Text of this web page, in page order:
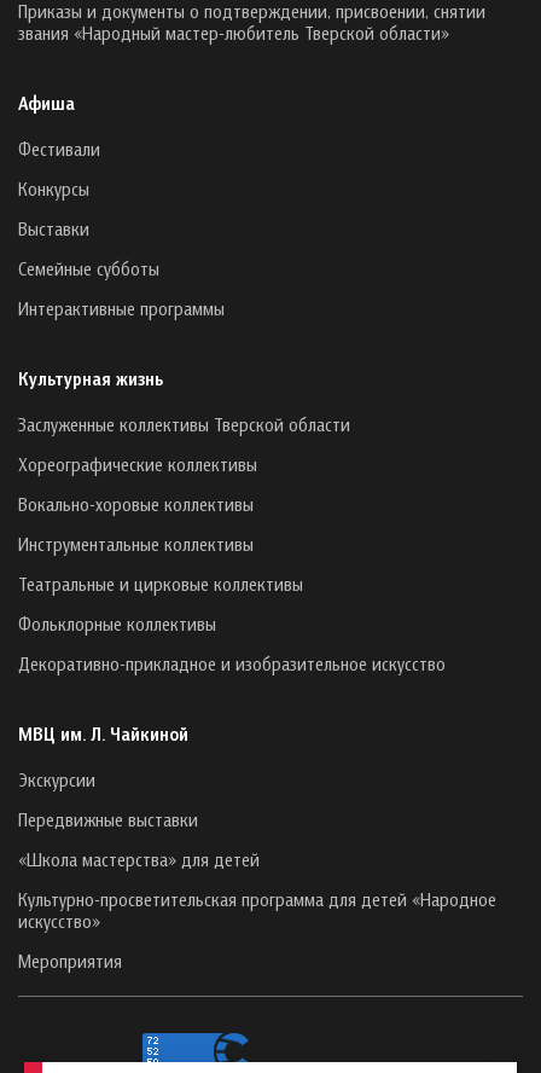
Приказы и документы о подтверждении, присвоении, снятии
звания «Народный мастер-любитель Тверской области»
Афиша
Фестивали
Конкурсы
Выставки
Семейные субботы
Интерактивные программы
Культурная жизнь
Заслуженные коллективы Тверской области
Хореографические коллективы
Вокально-хоровые коллективы
Инструментальные коллективы
Театральные и цирковые коллективы
Фольклорные коллективы
Декоративно-прикладное и изобразительное искусство
МВЦ им. Л. Чайкиной
Экскурсии
Передвижные выставки
«Школа мастерства» для детей
Культурно-просветительская программа для детей «Народное
искусство»
Мероприятия